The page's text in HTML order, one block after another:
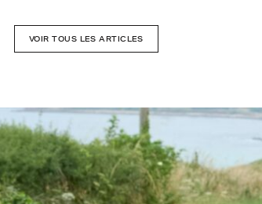
VOIR TOUS LES ARTICLES